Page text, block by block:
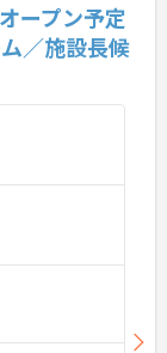
ープン予定
／施設長候